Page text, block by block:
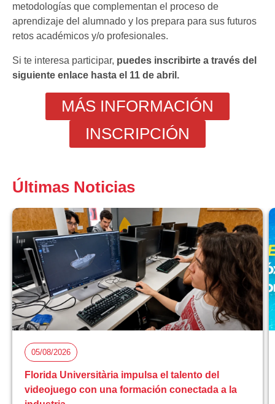
metodologías que complementan el proceso de
aprendizaje del alumnado y los prepara para sus futuros
retos académicos y/o profesionales.
Si te interesa participar, puedes inscribirte a través del
siguiente enlace hasta el 11 de abril.
MÁS INFORMACIÓN
INSCRIPCIÓN
Últimas Noticias
05/08/2026
Florida Universitària impulsa el talento del
videojuego con una formación conectada a la